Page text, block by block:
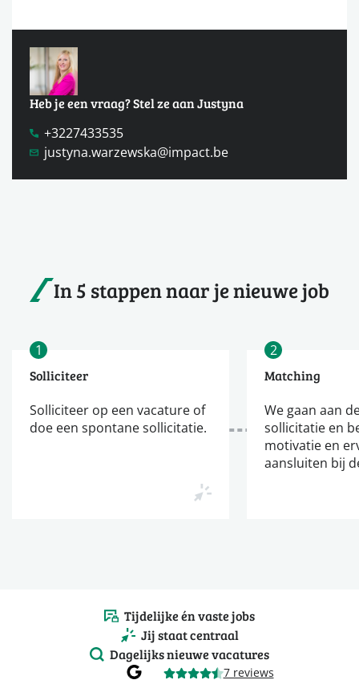
Heb je een vraag? Stel ze aan Justyna
+3227433535
justyna.warzewska@impact.be
In 5 stappen naar je nieuwe job
1
Solliciteer
Solliciteer op een vacature of
doe een spontane sollicitatie.
2
Matching
We gaan aan
sollicitatie en
motivatie en
aansluiten bij
Tijdelijke én vaste jobs
Jij staat centraal
Dagelijks nieuwe vacatures
7 reviews